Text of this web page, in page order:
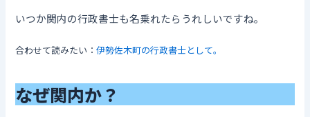
いつか関内の行政書士も名乗れたらうれしいですね。
合わせて読みたい：伊勢佐木町の行政書士として。
なぜ関内か？